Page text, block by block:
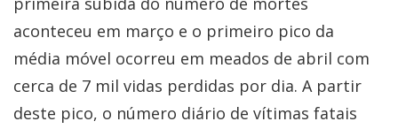
aconteceu em março e o primeiro pico da
média móvel ocorreu em meados de abril com
cerca de 7 mil vidas perdidas por dia. A partir
deste pico, o número diário de vítimas fatais